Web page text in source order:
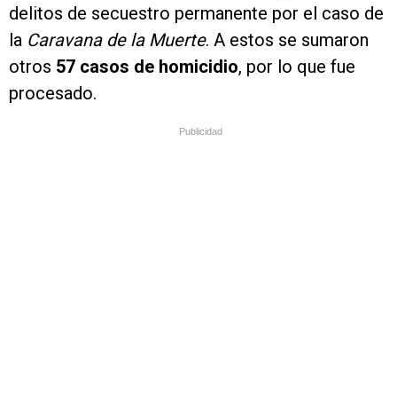
delitos de secuestro permanente por el caso de
la Caravana de la Muerte. A estos se sumaron
otros 57 casos de homicidio, por lo que fue
procesado.
Publicidad